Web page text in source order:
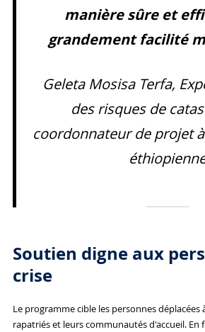
manière sûre et
grandement facilité
Geleta Mosisa Terfa,
des risques de
coordonnateur de projet
Soutien digne aux
crise
Le programme cible les personnes déplacées
rapatriés et leurs communautés d'accueil. En